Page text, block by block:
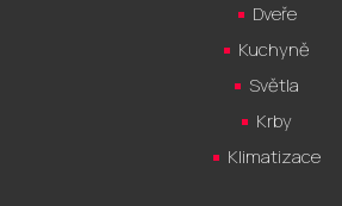
Dveře
Kuchyně
Světla
Krby
Klimatizace